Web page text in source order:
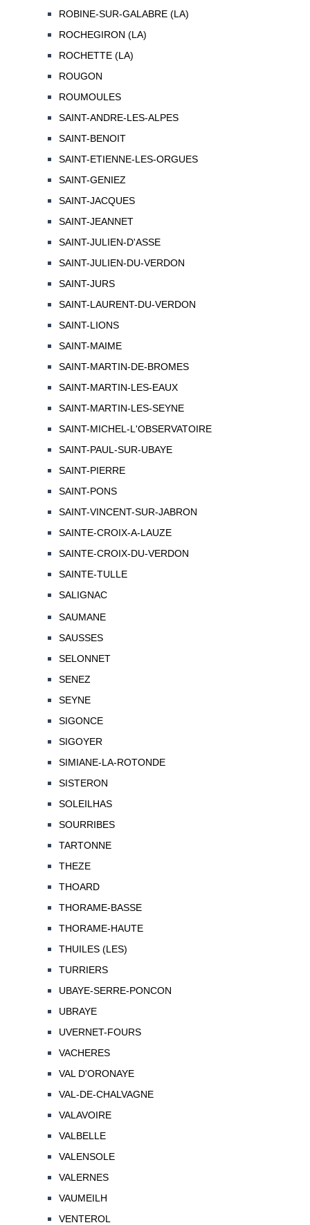
ROBINE-SUR-GALABRE (LA)
ROCHEGIRON (LA)
ROCHETTE (LA)
ROUGON
ROUMOULES
SAINT-ANDRE-LES-ALPES
SAINT-BENOIT
SAINT-ETIENNE-LES-ORGUES
SAINT-GENIEZ
SAINT-JACQUES
SAINT-JEANNET
SAINT-JULIEN-D'ASSE
SAINT-JULIEN-DU-VERDON
SAINT-JURS
SAINT-LAURENT-DU-VERDON
SAINT-LIONS
SAINT-MAIME
SAINT-MARTIN-DE-BROMES
SAINT-MARTIN-LES-EAUX
SAINT-MARTIN-LES-SEYNE
SAINT-MICHEL-L'OBSERVATOIRE
SAINT-PAUL-SUR-UBAYE
SAINT-PIERRE
SAINT-PONS
SAINT-VINCENT-SUR-JABRON
SAINTE-CROIX-A-LAUZE
SAINTE-CROIX-DU-VERDON
SAINTE-TULLE
SALIGNAC
SAUMANE
SAUSSES
SELONNET
SENEZ
SEYNE
SIGONCE
SIGOYER
SIMIANE-LA-ROTONDE
SISTERON
SOLEILHAS
SOURRIBES
TARTONNE
THEZE
THOARD
THORAME-BASSE
THORAME-HAUTE
THUILES (LES)
TURRIERS
UBAYE-SERRE-PONCON
UBRAYE
UVERNET-FOURS
VACHERES
VAL D'ORONAYE
VAL-DE-CHALVAGNE
VALAVOIRE
VALBELLE
VALENSOLE
VALERNES
VAUMEILH
VENTEROL